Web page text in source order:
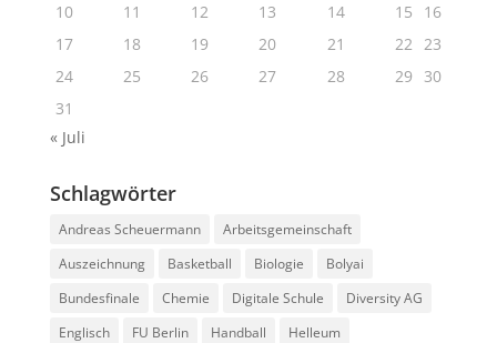
10
11 12 13 14 15
16
17
18 19 20 21 22 23
24
25 26 27 28 29
30
31
« Juli
Schlagwörter
Andreas Scheuermann
Arbeitsgemeinschaft
Auszeichnung
Basketball Biologie
Bolyai
Bundesfinale
Chemie Digitale Schule
Diversity AG
Englisch
FU Berlin Handball
Helleum